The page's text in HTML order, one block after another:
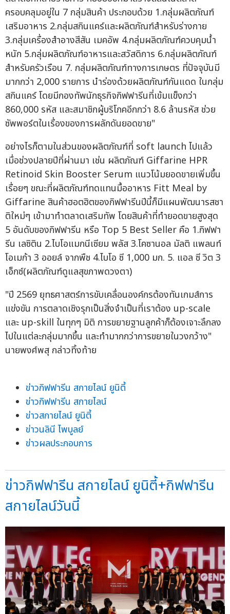
ครอบคลุมอยู่ใน 7 กลุ่มสินค้า ประกอบด้วย 1.กลุ่มผลิตภัณฑ์
เสริมอาหาร 2.กลุ่มสกินแคร์และผลิตภัณฑ์สำหรับร่างกาย
3.กลุ่มเครื่องสำอางสีสัน เมคอัพ 4.กลุ่มผลิตภัณฑ์ควบคุมน้ำ
หนัก 5.กลุ่มผลิตภัณฑ์อาหารและสวัสดิการ 6.กลุ่มผลิตภัณฑ์
สำหรับครัวเรือน 7. กลุ่มผลิตภัณฑ์ทางการเกษตร ที่ปัจจุบันมี
มากกว่า 2,000 รายการ นำร่องด้วยผลิตภัณฑ์กันแดด ในกลุ่ม
สกินแคร์ โดยมีกองทัพนักธุรกิจกิฟฟารีนที่เข้มแข็งกว่า
860,000 รหัส และสมาชิกผู้บริโภคอีกกว่า 8.6 ล้านรหัส ช่วย
ซัพพอร์ตในเรื่องของการผลักดันยอดขาย"
อย่างไรก็ตามในส่วนของผลิตภัณฑ์ที่ soft launch ไปแล้ว
เมื่อช่วงปลายปีที่ผ่านมา เช่น ผลิตภัณฑ์ Giffarine HPR
Retinoid Skin Booster Serum แนวโน้มยอดขายเพิ่มขึ้น
เรื่อยๆ ขณะที่ผลิตภัณฑ์ทดแทนมื้ออาหาร Fitt Meal by
Giffarine สินค้าฮอตฮิตของกิฟฟารีนปีนี้ก็มีแผนพัฒนารสชา
ติใหม่ๆ เข้ามาทำตลาดเสริมทัพ โดยสินค้าที่ทำยอดขายสูงสุด
5 อันดับของกิฟฟารีน หรือ Top 5 Best Seller คือ 1.กิฟฟา
รีน เลซิติน 2.ไบโอแมกนีเซียม พลัส 3.โคซานอล มัลติ แพลนท์
โอเมก้า 3 ออยล์ จากพืช 4.ไบโอ ซี 1,000 มก. 5. แอล ซี วิต 3
เอ็กซ์(ผลิตภัณฑ์ดูแลสุขภาพดวงตา)
"ปี 2569 ยุทธศาสตร์การขับเคลื่อนองค์กรต้องทันเกมส์การ
แข่งขัน การตลาดเชิงรุกเป็นสิ่งจำเป็นที่เราต้อง up-scale
และ up-skill ในทุกๆ มิติ การขยายฐานลูกค้าก็ต้องเจาะลึกลง
ไปในแต่ละกลุ่มมากขึ้น และทำมากกว่าการขยายในวงกว้าง"
นายพงศ์พสุ กล่าวทิ้งท้าย
ข่าวกิฟฟารีน สกายไลน์ ยูนิตี้
ข่าวกิฟฟารีน สกายไลน์
ข่าวสกายไลน์ ยูนิตี้
ข่าวนลินี ไพบูลย์
ข่าวผลประกอบการ
ข่าวกิฟฟารีน สกายไลน์ ยูนิตี้+กิฟฟารีน
สกายไลน์วันนี้